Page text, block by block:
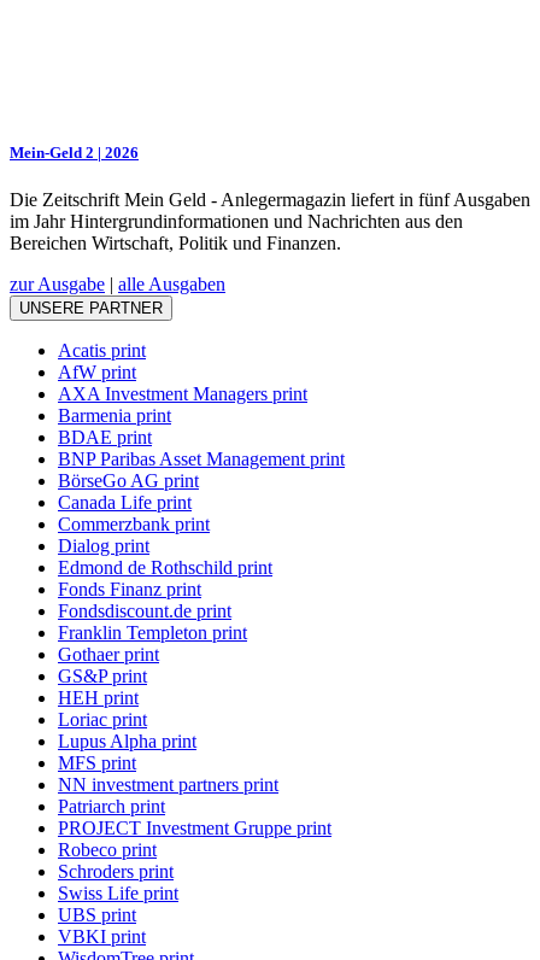
Mein-Geld 2 | 2026
Die Zeitschrift Mein Geld - Anlegermagazin liefert in fünf Ausgaben
im Jahr Hintergrundinformationen und Nachrichten aus den
Bereichen Wirtschaft, Politik und Finanzen.
zur Ausgabe | alle Ausgaben
UNSERE PARTNER
Acatis print
AfW print
AXA Investment Managers print
Barmenia print
BDAE print
BNP Paribas Asset Management print
BörseGo AG print
Canada Life print
Commerzbank print
Dialog print
Edmond de Rothschild print
Fonds Finanz print
Fondsdiscount.de print
Franklin Templeton print
Gothaer print
GS&P print
HEH print
Loriac print
Lupus Alpha print
MFS print
NN investment partners print
Patriarch print
PROJECT Investment Gruppe print
Robeco print
Schroders print
Swiss Life print
UBS print
VBKI print